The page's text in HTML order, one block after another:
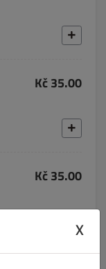
Kč 35.00
Kč 35.00
X